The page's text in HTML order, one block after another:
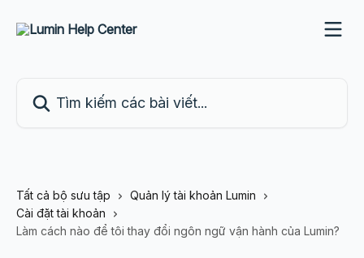
Tất cả bộ sưu tập
Quản lý tài khoản Lumin
Cài đặt tài khoản
Làm cách nào để tôi thay đổi ngôn ngữ vận hành của Lumin?